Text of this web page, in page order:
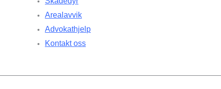
Arealavvik
Advokathjelp
Kontakt oss